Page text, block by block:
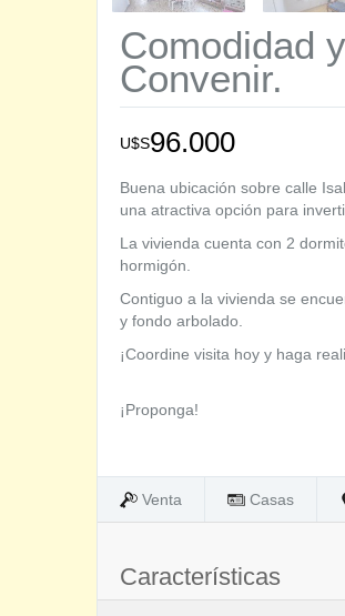
Comodidad
Convenir.
U$S96.000
Buena ubicación sobre calle
una atractiva opción para
La vivienda cuenta con 2
hormigón.
Contiguo a la vivienda se
y fondo arbolado.
¡Coordine visita hoy y haga
¡Proponga!
Venta Casas
Características